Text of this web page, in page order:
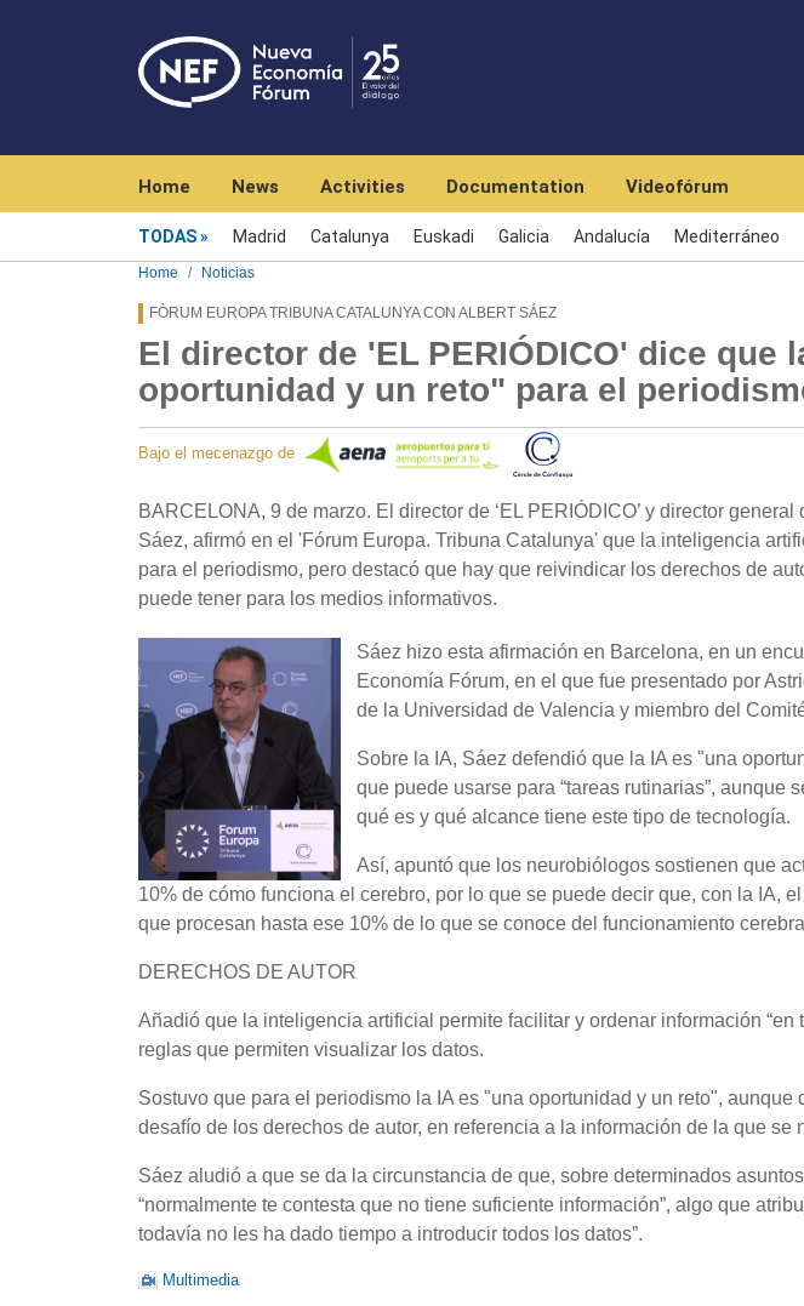
Home News Activities Documentation Videofórum
TODAS Madrid Catalunya Euskadi Galicia Andalucía Mediterráneo
Home Noticias
FÒRUM EUROPA TRIBUNA CATALUNYA CON ALBERT SÁEZ
El director de 'EL PERIÓDICO' dice que
oportunidad y un reto" para el
Bajo el mecenazgo de
BARCELONA, 9 de marzo. El director de ‘EL PERIÓDICO’ y director
Sáez, afirmó en el 'Fórum Europa. Tribuna Catalunya' que la inteligencia
para el periodismo, pero destacó que hay que reivindicar los derechos de
puede tener para los medios informativos.
Sáez hizo esta afirmación en Barcelona, en un
Economía Fórum, en el que fue presentado por
de la Universidad de Valencia y miembro del
Sobre la IA, Sáez defendió que la IA es "una
que puede usarse para “tareas rutinarias”, aunque
qué es y qué alcance tiene este tipo de tecnología.
Así, apuntó que los neurobiólogos sostienen que
10% de cómo funciona el cerebro, por lo que se puede decir que, con la IA,
que procesan hasta ese 10% de lo que se conoce del funcionamiento
DERECHOS DE AUTOR
Añadió que la inteligencia artificial permite facilitar y ordenar información “en
reglas que permiten visualizar los datos.
Sostuvo que para el periodismo la IA es "una oportunidad y un reto", aunque
desafío de los derechos de autor, en referencia a la información de la que se
Sáez aludió a que se da la circunstancia de que, sobre determinados
“normalmente te contesta que no tiene suficiente información”, algo que
todavía no les ha dado tiempo a introducir todos los datos”.
Multimedia